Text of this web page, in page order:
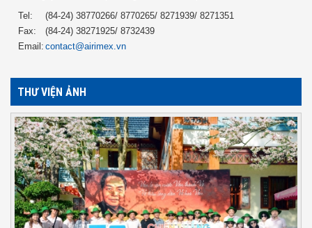
Tel:
(84-24) 38770266/ 8770265/ 8271939/ 8271351
Fax:
(84-24) 38271925/ 8732439
Email: contact@airimex.vn
THƯ VIỆN ẢNH